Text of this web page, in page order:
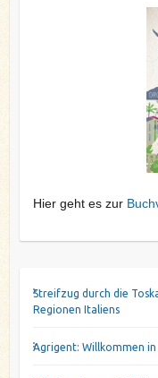
Hier geht es zur
Streifzug durch die
Regionen Italiens
Agrigent: Willkommen